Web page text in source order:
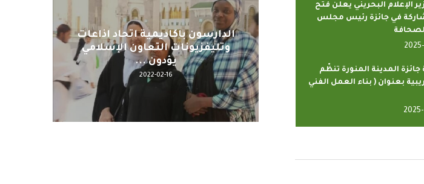
الإعلام البحريني يعلن فتح
في جائزة رئيس مجلس
المدينة المنورة تنظّم
بعنوان ( بناء العمل الفني
باكاديمية اتحاد اذاعات
التعاون الإسلامي
2022-02-16
اليوم : المشاركة بالاجتماع
التحضيري لمنظمي قمة اسيا...
2022-04-12